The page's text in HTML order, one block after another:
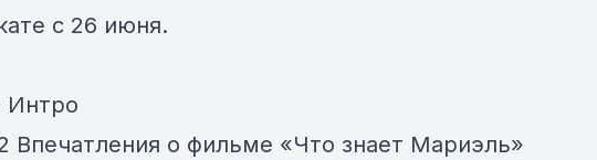
с 26 июня.
Интро
Впечатления о фильме «Что знает Мариэль»